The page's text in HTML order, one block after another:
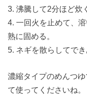
3. 沸騰して2分ほど炊
4. 一回火を止めて、
熟に固める。
5. ネギを散らしてでき
濃縮タイプのめんつ
て使ってくださいね。